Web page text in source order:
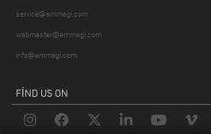
service@emmegi.com
webmaster@emmegi.com
info@emmegi.com
FIND US ON